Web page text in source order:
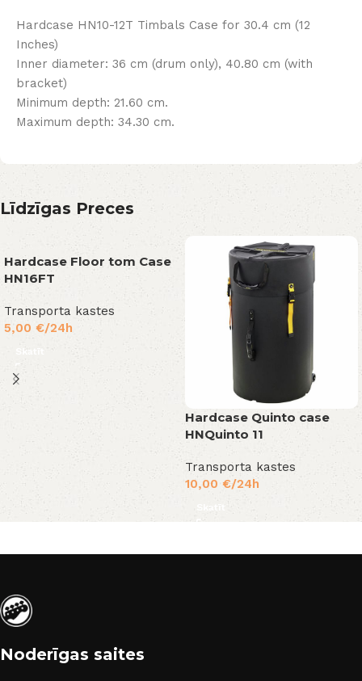
Hardcase HN10-12T Timbals Case for 30.4 cm (12
Inches)
Inner diameter: 36 cm (drum only), 40.80 cm (with
bracket)
Minimum depth: 21.60 cm.
Maximum depth: 34.30 cm.
Līdzīgas Preces
Hardcase Floor tom Case
HN16FT
Transporta kastes
5,00 €/24h
Skatīt
Hardcase Quinto case
HNQuinto 11
Transporta kastes
10,00 €/24h
Skatīt
Noderīgas saites